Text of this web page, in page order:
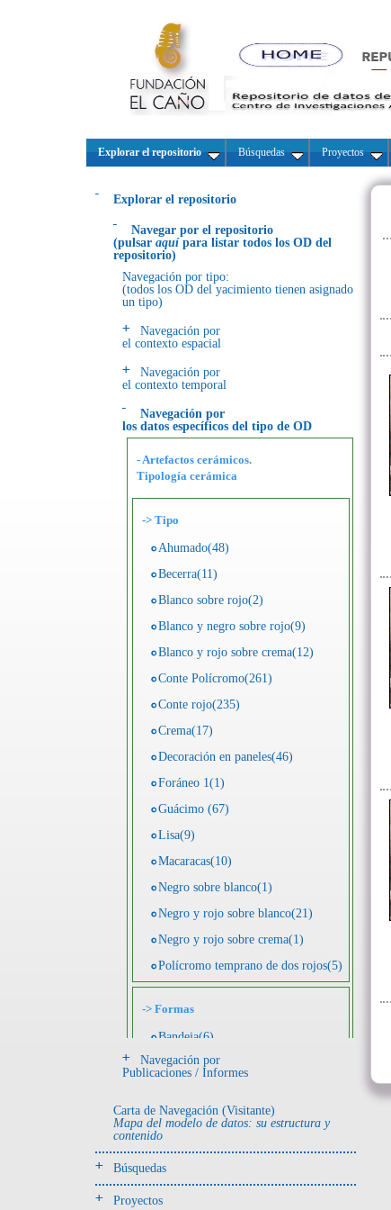
Explorar el repositorio Búsquedas Proyectos
Explorar el repositorio
Navegar por el repositorio
(pulsar aquí para listar todos los OD del
repositorio)
Navegación por tipo:
(todos los OD del yacimiento tienen asignado
un tipo)
Navegación por
el contexto espacial
Navegación por
el contexto temporal
Navegación por
los datos específicos del tipo de OD
- Artefactos cerámicos.
Tipología cerámica
-> Tipo
Ahumado(48)
Becerra(11)
Blanco sobre rojo(2)
Blanco y negro sobre rojo(9)
Blanco y rojo sobre crema(12)
Conte Polícromo(261)
Conte rojo(235)
Crema(17)
Decoración en paneles(46)
Foráneo 1(1)
Guácimo (67)
Lisa(9)
Macaracas(10)
Negro sobre blanco(1)
Negro y rojo sobre blanco(21)
Negro y rojo sobre crema(1)
Polícromo temprano de dos rojos(5)
-> Formas
Bandeja(6)
Botella(4)
Efigie antropomorfa(24)
Efigie híbrida(2)
Efigie zoomorfa(56)
Navegación por
Publicaciones / Informes
Carta de Navegación (Visitante)
Mapa del modelo de datos: su estructura y
contenido
Búsquedas
Proyectos